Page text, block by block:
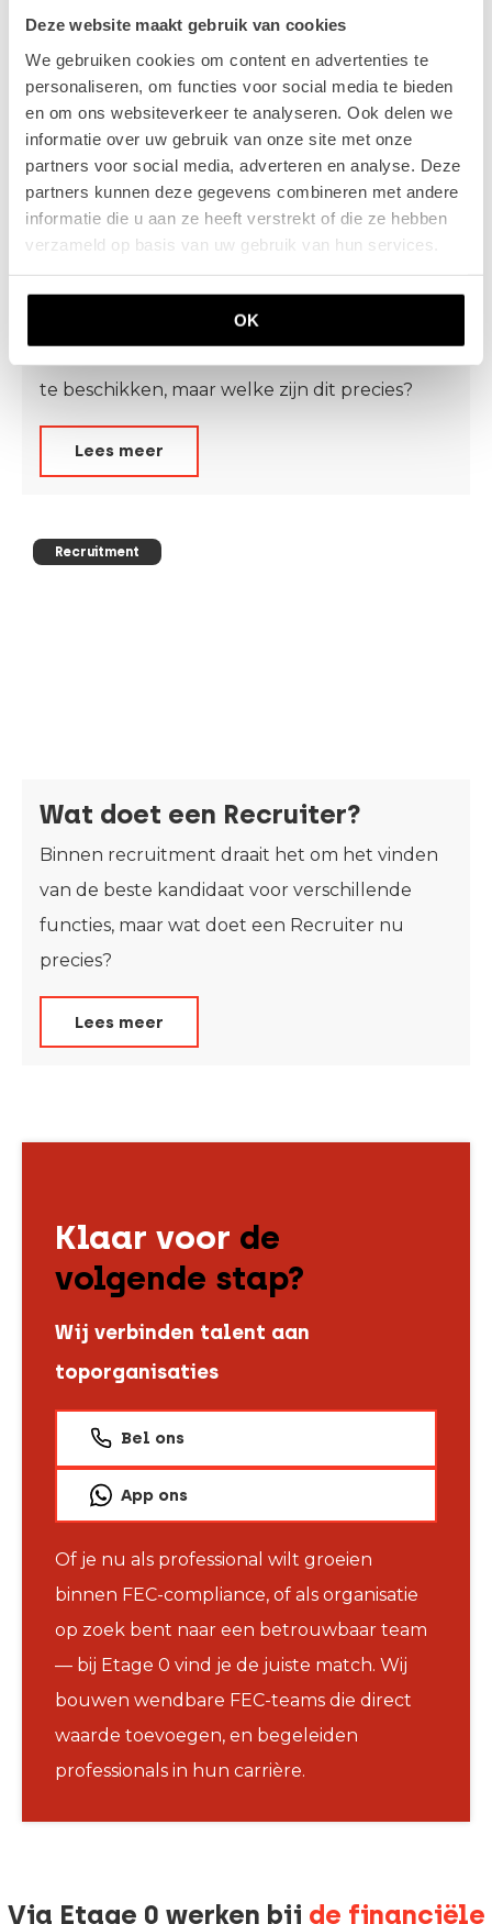
Deze website maakt gebruik van cookies
We gebruiken cookies om content en advertenties te
personaliseren, om functies voor social media te bieden
en om ons websiteverkeer te analyseren. Ook delen we
informatie over uw gebruik van onze site met onze
partners voor social media, adverteren en analyse. Deze
partners kunnen deze gegevens combineren met andere
informatie die u aan ze heeft verstrekt of die ze hebben
verzameld op basis van uw gebruik van hun services.
OK
Competenties Recruiter: welke
vaardigheden moet je hebben?
Als recruiter is het belangrijk om over
te beschikken, maar welke zijn dit precies?
Lees meer
Recruitment
Wat doet een Recruiter?
Binnen recruitment draait het om het vinden
van de beste kandidaat voor verschillende
functies, maar wat doet een Recruiter nu
precies?
Lees meer
Klaar voor de
volgende stap?
Wij verbinden talent aan
toporganisaties
Bel ons
App ons
Of je nu als professional wilt groeien
binnen FEC-compliance, of als organisatie
op zoek bent naar een betrouwbaar team
— bij Etage 0 vind je de juiste match. Wij
bouwen wendbare FEC-teams die direct
waarde toevoegen, en begeleiden
professionals in hun carrière.
Via Etage 0 werken bij de financiële